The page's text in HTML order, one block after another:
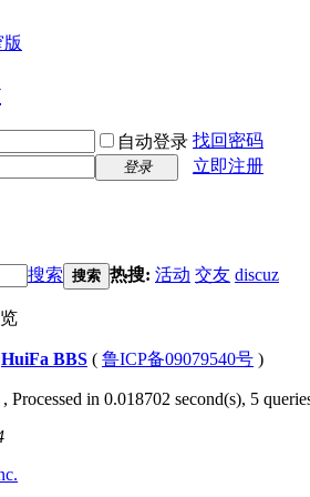
自动登录 找回密码
登录
立即注册
搜索 搜索 热搜: 活动 交友 discuz
HuiFa BBS ( 鲁ICP备09079540号 )
, Processed in 0.018702 second(s), 5